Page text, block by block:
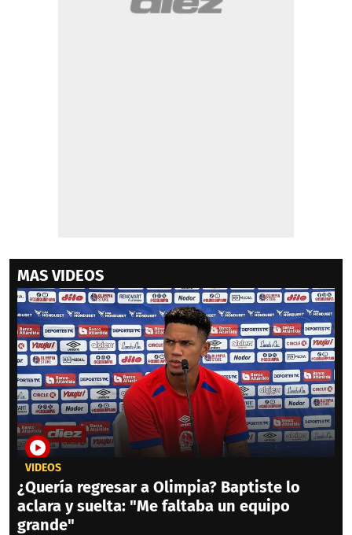
MAS VIDEOS
VIDEOS
¿Quería regresar a Olimpia? Baptiste lo
aclara y suelta: "Me faltaba un equipo
grande"